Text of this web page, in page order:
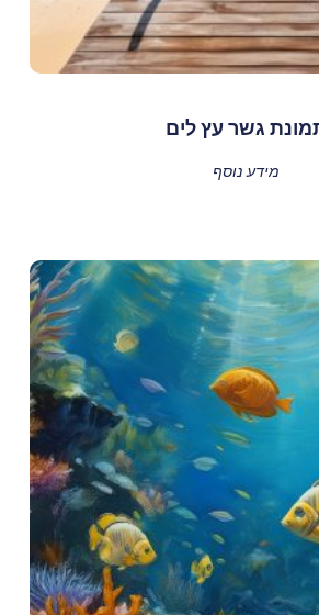
גשר עץ לים
מידע נוסף